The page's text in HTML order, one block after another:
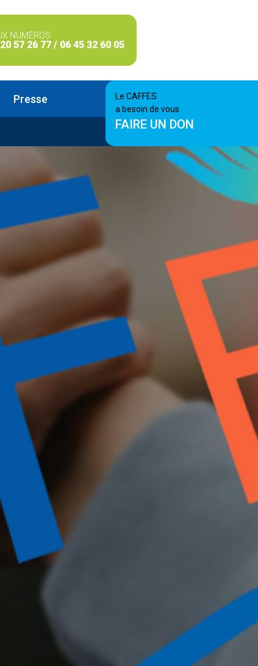
NUMÉROS
57 26 77 / 06 45 32 60 05
Presse
Le CAFFES
a besoin de vous
FAIRE UN DON